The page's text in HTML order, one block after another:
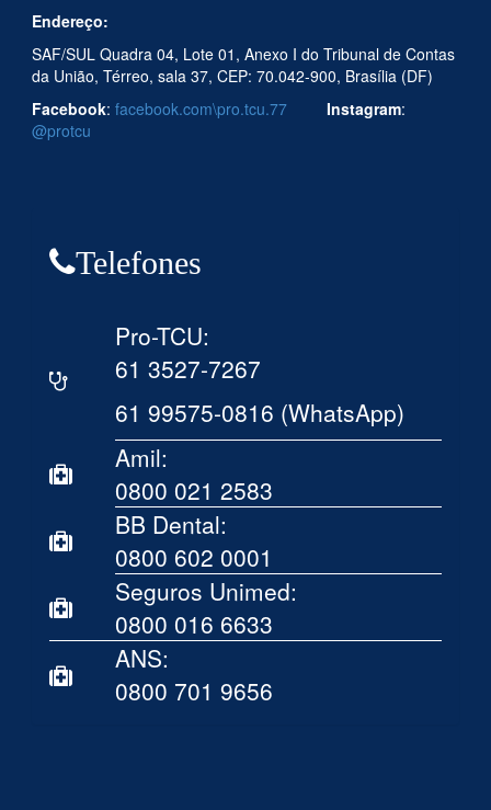
Endereço:
SAF/SUL Quadra 04, Lote 01, Anexo I do Tribunal de Contas
da União, Térreo, sala 37, CEP: 70.042-900, Brasília (DF)
Facebook: facebook.com\pro.tcu.77 Instagram:
@protcu
Telefones
Pro-TCU:
61 3527-7267
61 99575-0816 (WhatsApp)
Amil:
0800 021 2583
BB Dental:
0800 602 0001
Seguros Unimed:
0800 016 6633
ANS:
0800 701 9656